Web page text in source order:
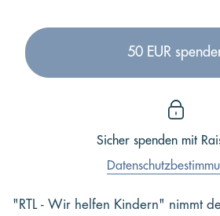
50 EUR
Sicher spenden mit
"RTL - Wir helfen Kindern" nimmt